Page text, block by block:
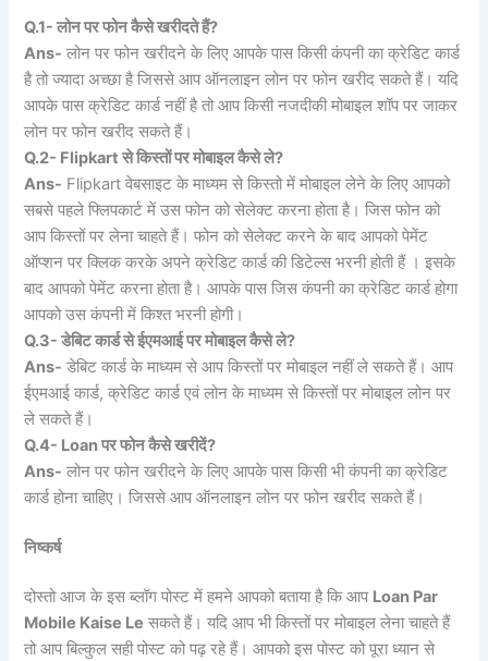
Q.1- लोन पर फोन कैसे खरीदते हैं?
Ans- लोन पर फोन खरीदने के लिए आपके पास किसी कंपनी का क्रेडिट कार्ड
है तो ज्यादा अच्छा है जिससे आप ऑनलाइन लोन पर फोन खरीद सकते हैं। यदि
आपके पास क्रेडिट कार्ड नहीं है तो आप किसी नजदीकी मोबाइल शॉप पर जाकर
लोन पर फोन खरीद सकते हैं।
Q.2- Flipkart से किस्तों पर मोबाइल कैसे ले?
Ans- Flipkart वेबसाइट के माध्यम से किस्तो में मोबाइल लेने के लिए आपको
सबसे पहले फ्लिपकार्ट में उस फोन को सेलेक्ट करना होता है। जिस फोन को
आप किस्तों पर लेना चाहते हैं। फोन को सेलेक्ट करने के बाद आपको पेमेंट
ऑप्शन पर क्लिक करके अपने क्रेडिट कार्ड की डिटेल्स भरनी होती हैं । इसके
बाद आपको पेमेंट करना होता है। आपके पास जिस कंपनी का क्रेडिट कार्ड होगा
आपको उस कंपनी में किश्त भरनी होगी।
Q.3- डेबिट कार्ड से ईएमआई पर मोबाइल कैसे ले?
Ans- डेबिट कार्ड के माध्यम से आप किस्तों पर मोबाइल नहीं ले सकते हैं। आप
ईएमआई कार्ड, क्रेडिट कार्ड एवं लोन के माध्यम से किस्तों पर मोबाइल लोन पर
ले सकते हैं।
Q.4- Loan पर फोन कैसे खरीदें?
Ans- लोन पर फोन खरीदने के लिए आपके पास किसी भी कंपनी का क्रेडिट
कार्ड होना चाहिए। जिससे आप ऑनलाइन लोन पर फोन खरीद सकते हैं।
निष्कर्ष
दोस्तो आज के इस ब्लॉग पोस्ट में हमने आपको बताया है कि आप Loan Par
Mobile Kaise Le सकते हैं। यदि आप भी किस्तों पर मोबाइल लेना चाहते हैं
तो आप बिल्कुल सही पोस्ट को पढ़ रहे हैं। आपको इस पोस्ट को पूरा ध्यान से